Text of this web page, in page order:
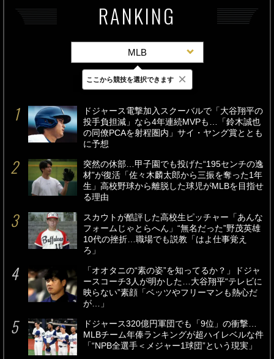
RANKING
MLB
最新 24時間 週間
ドジャース電撃加入スクーバルで「大谷翔平の
投手負担減」なら4年連続MVPも…「鈴木誠也
の同僚PCAを射程圏内」サイ・ヤング賞ととも
に予想
突然の休部…甲子園でも投げた“195センチの逸
材”が復活「佐々木麟太郎から三振を奪った1年
生」高校野球から離脱した球児がMLBを目指せ
る理由
スカウトが酷評した高校生ピッチャー「あんな
フォームじゃとらへん」“無名だった”野茂英雄
10代の挫折…職場でも説教「はよ仕事覚え
ろ」
「オオタニの“素の姿”を知ってるか？」ドジャ
ースコーチ3人が明かした…大谷翔平“テレビに
映らない”素顔「ベッツやフリーマンも熱心だ
が…」
ドジャース320億円軍団でも「9位」の衝撃…
MLBチーム年俸ランキングが超ハイレベルな件
「“NPB全選手＜メジャー1球団”という現実」
ここから競技を選択できます ×